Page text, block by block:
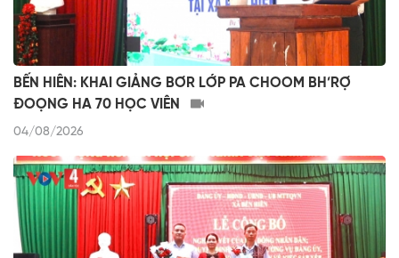
BẾN HIÊN: KHAI GIẢNG BƠR LỚP PA CHOOM BH’RỢ
ĐOỌNG HA 70 HỌC VIÊN
04/08/2026